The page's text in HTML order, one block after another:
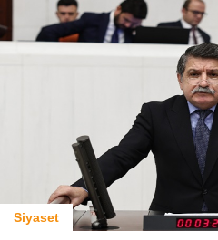
Siyaset